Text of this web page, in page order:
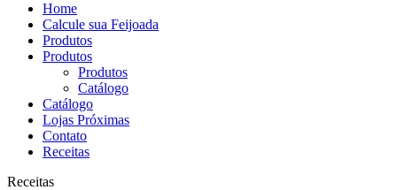
Home
Calcule sua Feijoada
Produtos
Produtos
Produtos
Catálogo
Catálogo
Lojas Próximas
Contato
Receitas
Receitas